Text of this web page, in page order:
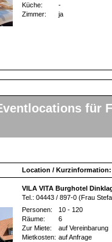
Küche:
-
Zimmer:
ja
für
Location / Kurzinformation:
VILA VITA Burghotel
Tel.: 04443 / 897-0 (Frau
Personen:
10 - 120
Räume:
6
Zur Miete:
auf Vereinbarung
Mietkosten: auf Anfrage